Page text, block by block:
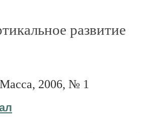
развитие
2006, № 1